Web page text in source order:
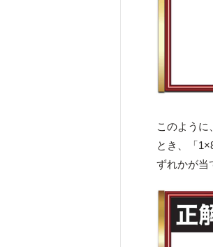
このように
とき、「
ずれかが当